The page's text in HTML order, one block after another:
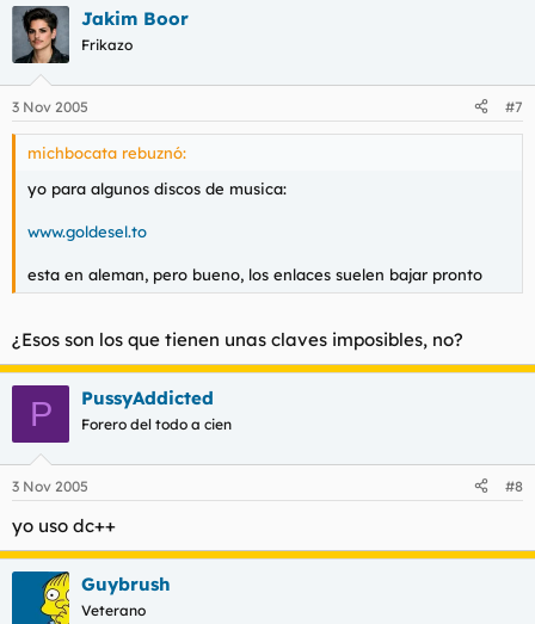
Jakim Boor
Frikazo
3 Nov 2005 #7
michbocata rebuznó:
yo para algunos discos de musica:
www.goldesel.to
esta en aleman, pero bueno, los enlaces suelen bajar pronto
¿Esos son los que tienen unas claves imposibles, no?
P PussyAddicted
Forero del todo a cien
3 Nov 2005 #8
yo uso dc++
Guybrush
Veterano